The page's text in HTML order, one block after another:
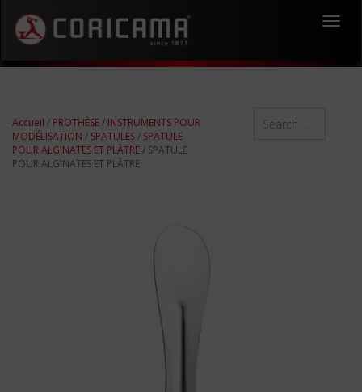
Accueil / PROTHÈSE/ INSTRUMENTS POUR
MODÉLISATION / SPATULES/ SPATULE
POUR ALGINATES ET PLÂTRE/ SPATULE
POUR ALGINATES ET PLÂTRE